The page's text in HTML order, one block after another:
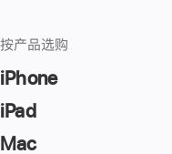
按产品选购
iPhone
iPad
Mac